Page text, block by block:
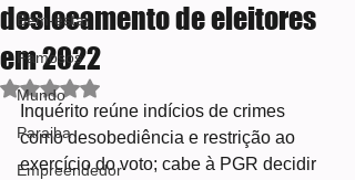
Bem-estar
Famosos
Mundo
Paraiba
Empreendedor
deslocamento de eleitores
em 2022
Avaliado com NaN de 5 estrelas.
Inquérito reúne indícios de crimes
como desobediência e restrição ao
exercício do voto; cabe à PGR decidir